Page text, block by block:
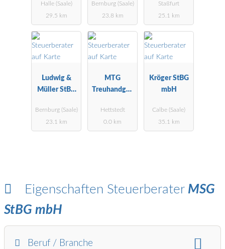
Herrmann
Steuerberater
Halle (Saale)
29.5 km
Bernburg (Saale)
23.8 km
Staßfurt
25.1 km
Ludwig &
Müller StBG
Bernburg (Saale)
23.1 km
MTG
Treuhandges
StBG
Hettstedt
0.0 km
Kröger StBG
mbH
Calbe (Saale)
35.1 km
Eigenschaften Steuerberater MSG
StBG mbH
Beruf / Branche